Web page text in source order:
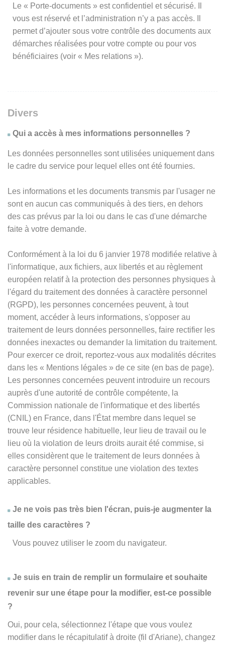
Le « Porte-documents » est confidentiel et sécurisé. Il
vous est réservé et l’administration n’y a pas accès. Il
permet d’ajouter sous votre contrôle des documents aux
démarches réalisées pour votre compte ou pour vos
bénéficiaires (voir « Mes relations »).
Divers
Qui a accès à mes informations personnelles ?
Les données personnelles sont utilisées uniquement dans
le cadre du service pour lequel elles ont été fournies.
Les informations et les documents transmis par l'usager ne
sont en aucun cas communiqués à des tiers, en dehors
des cas prévus par la loi ou dans le cas d'une démarche
faite à votre demande.
Conformément à la loi du 6 janvier 1978 modifiée relative à
l'informatique, aux fichiers, aux libertés et au règlement
européen relatif à la protection des personnes physiques à
l'égard du traitement des données à caractère personnel
(RGPD), les personnes concernées peuvent, à tout
moment, accéder à leurs informations, s'opposer au
traitement de leurs données personnelles, faire rectifier les
données inexactes ou demander la limitation du traitement.
Pour exercer ce droit, reportez-vous aux modalités décrites
dans les « Mentions légales » de ce site (en bas de page).
Les personnes concernées peuvent introduire un recours
auprès d'une autorité de contrôle compétente, la
Commission nationale de l'informatique et des libertés
(CNIL) en France, dans l'État membre dans lequel se
trouve leur résidence habituelle, leur lieu de travail ou le
lieu où la violation de leurs droits aurait été commise, si
elles considèrent que le traitement de leurs données à
caractère personnel constitue une violation des textes
applicables.
Je ne vois pas très bien l'écran, puis-je augmenter la
taille des caractères ?
Vous pouvez utiliser le zoom du navigateur.
Je suis en train de remplir un formulaire et souhaite
revenir sur une étape pour la modifier, est-ce possible
?
Oui, pour cela, sélectionnez l'étape que vous voulez
modifier dans le récapitulatif à droite (fil d'Ariane), changez